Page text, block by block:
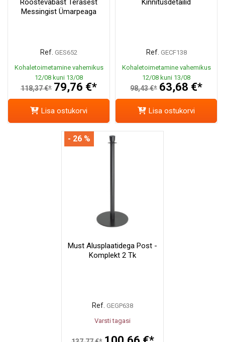
Roostevabast Terasest
Messingist Ümarpeaga
Ref. GES652
Kohaletoimetamine vahemikus
12/08 kuni 13/08
118,37 €* 79,76 €*
Lisa ostukorvi
Kinnitusdetailid
Ref. GECF138
Kohaletoimetamine vahemikus
12/08 kuni 13/08
98,43 €* 63,68 €*
Lisa ostukorvi
Must Alusplaatidega Post -
Komplekt 2 Tk
Ref. GEGP638
Varsti tagasi
- 26 %